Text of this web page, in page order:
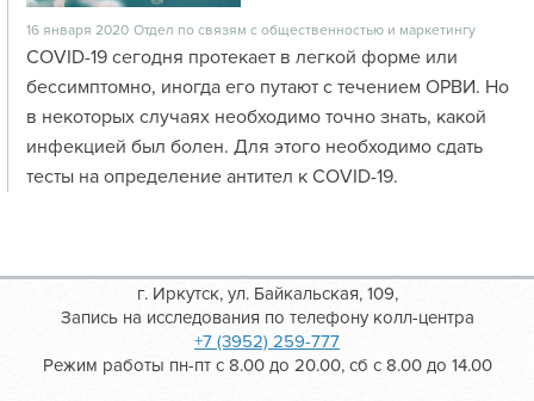
16 января 2020 Отдел по связям с общественностью и маркетингу
COVID-19 сегодня протекает в легкой форме или
бессимптомно, иногда его путают с течением ОРВИ. Но
в некоторых случаях необходимо точно знать, какой
инфекцией был болен. Для этого необходимо сдать
тесты на определение антител к COVID-19.
г. Иркутск, ул. Байкальская, 109,
Запись на исследования по телефону колл-центра
+7 (3952) 259-777
Режим работы пн-пт с 8.00 до 20.00, сб с 8.00 до 14.00